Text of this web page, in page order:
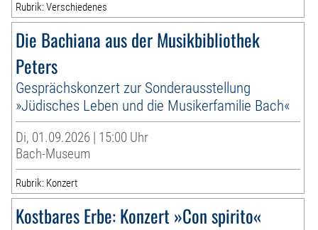
Rubrik: Verschiedenes
Die Bachiana aus der Musikbibliothek
Peters
Gesprächskonzert zur Sonderausstellung
»Jüdisches Leben und die Musikerfamilie Bach«
Di, 01.09.2026 | 15:00 Uhr
Bach-Museum
Rubrik: Konzert
Kostbares Erbe: Konzert »Con spirito«